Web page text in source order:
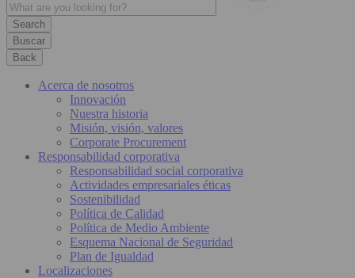
Buscar
Back
Acerca de nosotros
Innovación
Nuestra historia
Misión, visión, valores
Corporate Procurement
Responsabilidad corporativa
Responsabilidad social corporativa
Actividades empresariales éticas
Sostenibilidad
Política de Calidad
Política de Medio Ambiente
Esquema Nacional de Seguridad
Plan de Igualdad
Localizaciones